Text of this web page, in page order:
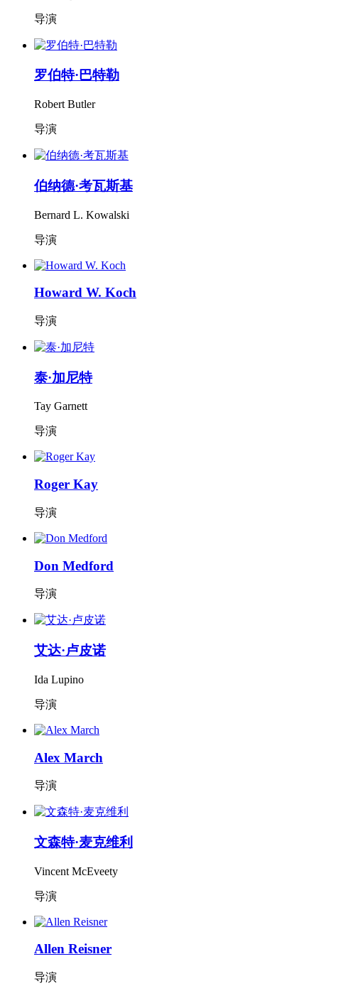
导演
罗伯特·巴特勒
Robert Butler
导演
伯纳德·考瓦斯基
Bernard L. Kowalski
导演
Howard W. Koch
导演
泰·加尼特
Tay Garnett
导演
Roger Kay
导演
Don Medford
导演
艾达·卢皮诺
Ida Lupino
导演
Alex March
导演
文森特·麦克维利
Vincent McEveety
导演
Allen Reisner
导演